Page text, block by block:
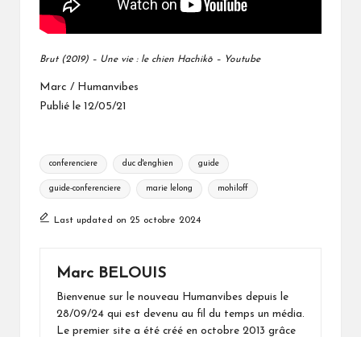
Brut (2019) – Une vie : le chien Hachikō – Youtube
Marc / Humanvibes
Publié le 12/05/21
Tags:
conferenciere duc d'enghien guide
guide-conferenciere marie lelong mohiloff
Last updated on 25 octobre 2024
Marc BELOUIS
Bienvenue sur le nouveau Humanvibes depuis le
28/09/24 qui est devenu au fil du temps un média.
Le premier site a été créé en octobre 2013 grâce